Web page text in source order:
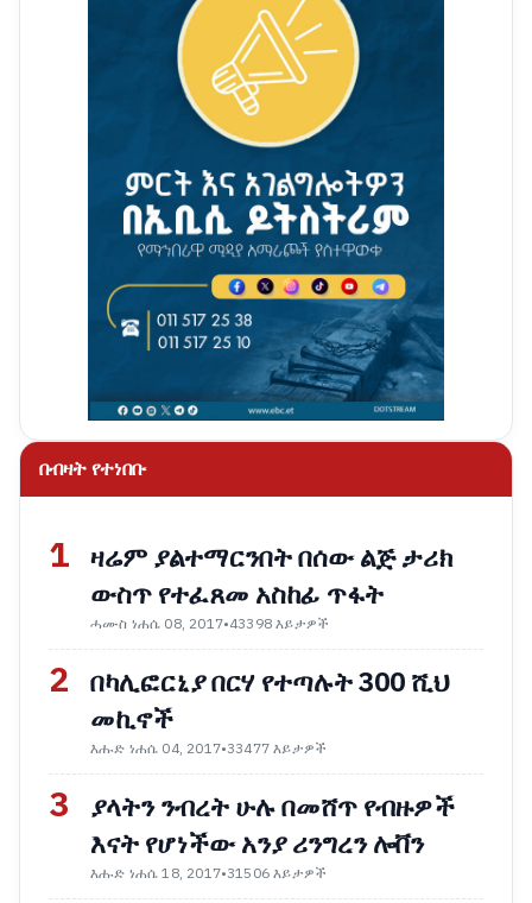
በብዛት የተነበቡ
1 ዛሬም ያልተማርንበት በሰው ልጅ ታሪክ
ውስጥ የተፈጸመ አስከፊ ጥፋት
ሓሙስ ነሐሴ 08, 2017•43398 እይታዎች
2 በካሊፎርኒያ በርሃ የተጣሉት 300 ሺህ
መኪኖች
እሑድ ነሐሴ 04, 2017•33477 እይታዎች
3
ያላትን ንብረት ሁሉ በመሸጥ የብዙዎች
እናት የሆነችው አንያ ሪንግረን ሎቨን
እሑድ ነሐሴ 18, 2017•31506 እይታዎች